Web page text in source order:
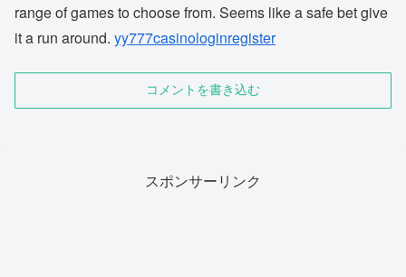
range of games to choose from. Seems like a safe bet give
it a run around. yy777casinologinregister
コメントを書き込む
スポンサーリンク